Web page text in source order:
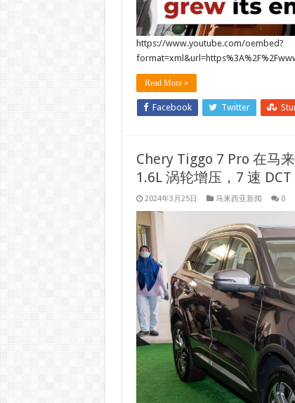
https://www.youtube.com/oembed?
Read More »
Facebook Twitter
Chery Tiggo 7 Pro 在马
1.6L 涡轮增压，7 速
2024年3月25日 马来西亚新闻 0